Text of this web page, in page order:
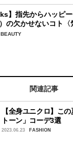
】指先からハッピ
）の欠かせないコト
ン〉
BEAUTY
関連記事
【全身ユニクロ】こ
トーン」コーデ3選
2023.06.23 FASHION